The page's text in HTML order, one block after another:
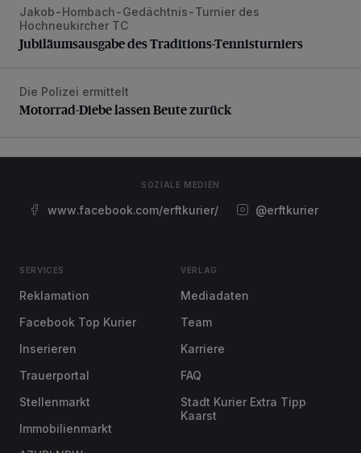
Jubiläumsausgabe des Traditions-Tennisturniers
Jakob-Hombach-Gedächtnis-Turnier des
Hochneukircher TC
Jubiläumsausgabe des Traditions-Tennisturniers
Motorrad-Diebe lassen Beute zurück
Die Polizei ermittelt
Motorrad-Diebe lassen Beute zurück
SOZIALE MEDIEN
www.facebook.com/erftkurier/ @erftkurier
SERVICES
Reklamation
Facebook Top Kurier
Inserieren
Trauerportal
Stellenmarkt
Immobilienmarkt
VERLAG
Mediadaten
Team
Karriere
FAQ
Stadt Kurier Extra Tipp
Kaarst